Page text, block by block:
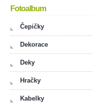
Fotoalbum
Čepičky
Dekorace
Deky
Hračky
Kabelky